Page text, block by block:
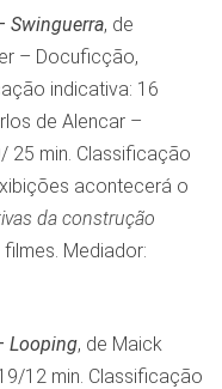
Swinguerra, de
– Docuficção,
indicativa: 16
de Alencar –
25 min. Classificação
acontecerá o
da construção
Mediador:
Looping, de Maick
12 min. Classificação